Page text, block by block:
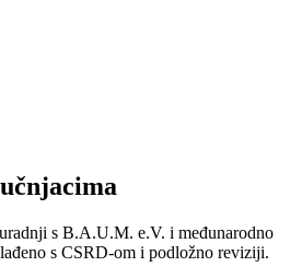
s B.A.U.M. e.V. i međunarodno
s CSRD-om i podložno reviziji.